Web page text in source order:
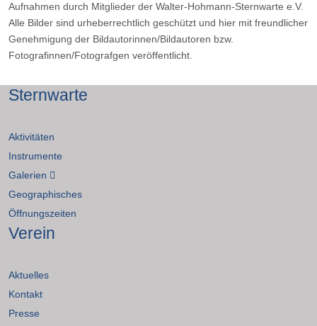
Aufnahmen durch Mitglieder der Walter-Hohmann-Sternwarte e.V.
Alle Bilder sind urheberrechtlich geschützt und hier mit freundlicher
Genehmigung der Bildautorinnen/Bildautoren bzw.
Fotografinnen/Fotografgen veröffentlicht.
Sternwarte
Aktivitäten
Instrumente
Galerien
Geographisches
Öffnungszeiten
Verein
Aktuelles
Kontakt
Presse